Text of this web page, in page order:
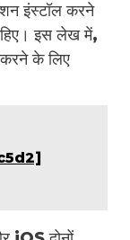
इंस्टॉल करने
इस लेख में,
करने के लिए